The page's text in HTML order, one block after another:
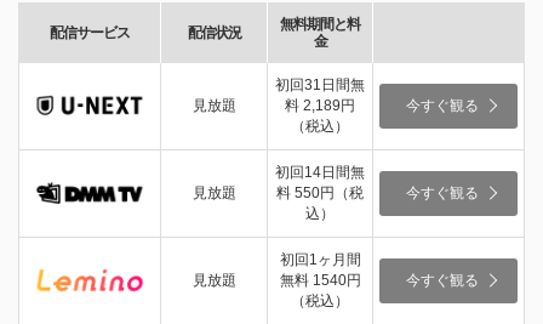
配信サービス 配信状況
無料期間と料
金
見放題
初回31日間無
料 2,189円
（税込）
今すぐ観る
見放題
初回14日間無
料 550円（税
込）
今すぐ観る
見放題
初回1ヶ月間
無料 1540円
（税込）
今すぐ観る